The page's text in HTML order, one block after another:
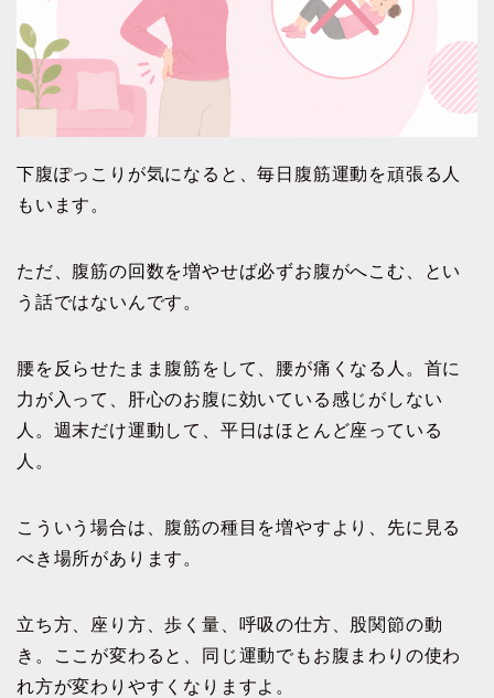
下腹ぽっこりが気になると、毎日腹筋運動を頑張る人
もいます。
ただ、腹筋の回数を増やせば必ずお腹がへこむ、とい
う話ではないんです。
腰を反らせたまま腹筋をして、腰が痛くなる人。首に
力が入って、肝心のお腹に効いている感じがしない
人。週末だけ運動して、平日はほとんど座っている
人。
こういう場合は、腹筋の種目を増やすより、先に見る
べき場所があります。
立ち方、座り方、歩く量、呼吸の仕方、股関節の動
き。ここが変わると、同じ運動でもお腹まわりの使わ
れ方が変わりやすくなりますよ。